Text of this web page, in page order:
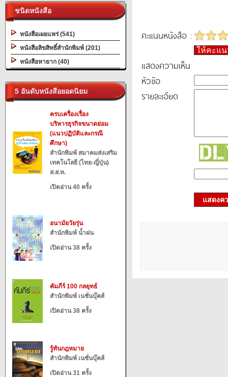
ชนิดหนังสือ
หนังสือเผยแพร่ (541)
หนังสือลิขสิทธิ์สำนักพิมพ์ (201)
หนังสือหายาก (40)
5 อันดับหนังสือยอดนิยม
ครบเครื่องเรื่อง
บริหารธุรกิจขนาดย่อม
(แนวปฏิบัติและกรณี
ศึกษา)
สำนักพิมพ์ สมาคมส่งเสริม
เทคโนโลยี (ไทย-ญี่ปุ่น)
ส.ส.ท.
เปิดอ่าน 40 ครั้ง
อนามัยวัยรุ่น
สำนักพิมพ์ น้ำฝน
เปิดอ่าน 38 ครั้ง
คัมภีร์ 100 กลยุทธ์
สำนักพิมพ์ เนชั่นบุ๊คส์
เปิดอ่าน 38 ครั้ง
รู้ทันกฎหมาย
สำนักพิมพ์ เนชั่นบุ๊คส์
เปิดอ่าน 31 ครั้ง
คะแนนหนังสือ :
ให้คะแ
แสดงความเห็น
หัวข้อ
รายละเอียด
แสดงค